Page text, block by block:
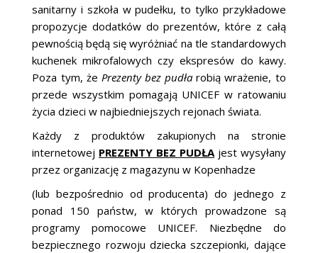
sanitarny i szkoła w pudełku, to tylko przykładowe
propozycje dodatków do prezentów, które z całą
pewnością będą się wyróżniać na tle standardowych
kuchenek mikrofalowych czy ekspresów do kawy.
Poza tym, że Prezenty bez pudła robią wrażenie, to
przede wszystkim pomagają UNICEF w ratowaniu
życia dzieci w najbiedniejszych rejonach świata.
Każdy z produktów zakupionych na stronie
internetowej PREZENTY BEZ PUDŁAjest wysyłany
przez organizację z magazynu w Kopenhadze
(lub bezpośrednio od producenta) do jednego z
ponad 150 państw, w których prowadzone są
programy pomocowe UNICEF. Niezbędne do
bezpiecznego rozwoju dziecka szczepionki, dające